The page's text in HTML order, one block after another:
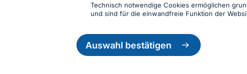
Technisch notwendige Cookies ermöglichen
und sind für die einwandfreie Funktion der
Auswahl bestätigen
Einwilligung
zurückziehen
Informationen zur Seite